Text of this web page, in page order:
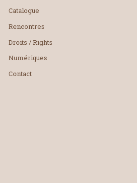
Catalogue
Rencontres
Droits / Rights
Numériques
Contact